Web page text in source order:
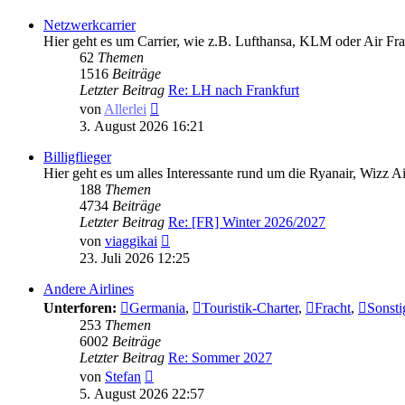
Netzwerkcarrier
Hier geht es um Carrier, wie z.B. Lufthansa, KLM oder Air
62 Themen
1516 Beiträge
Letzter Beitrag Re: LH nach Frankfurt
vonAllerlei
Beitrag
3. August 2026 16:21
Billigflieger
Hier geht es um alles Interessante rund um die Ryanair, Wizz
188 Themen
4734 Beiträge
Letzter Beitrag Re: [FR] Winter 2026/2027
von viaggikai
Beitrag
23. Juli 2026 12:25
Andere Airlines
Unterforen:
Germania, Touristik-Charter, Fracht,
253 Themen
6002 Beiträge
Letzter Beitrag Re: Sommer 2027
von Stefan
Beitrag
5. August 2026 22:57